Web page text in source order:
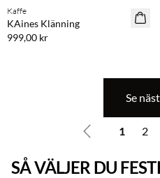
NYHET
Kaffe
KAines Klänning
999,00 kr
Se
1 2
SÅ VÄLJER DU